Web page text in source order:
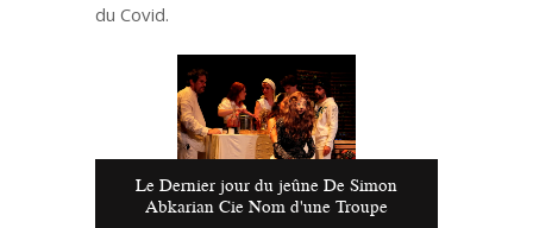
du Covid.
Le Dernier jour du jeûne De Simon
Abkarian Cie Nom d'une Troupe